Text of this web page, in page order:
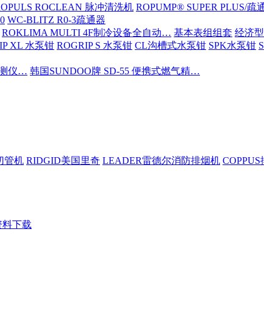
ROCLEAN 脉冲清洗机 ROPUMP® SUPER PLUS/疏
WC-BLITZ R0-3疏通器
ROKLIMA MULTI 4F制冷设备全自动… 基本表组组套 经济
XL 水泵钳 ROGRIP S 水泵钳 CL沟槽式水泵钳 SPK水泵钳
仪… 韩国SUNDOO牌 SD-55 便携式燃气精…
管机 RIDGID美国里奇 LEADER雷德尔消防排烟机 COPPUS
下载